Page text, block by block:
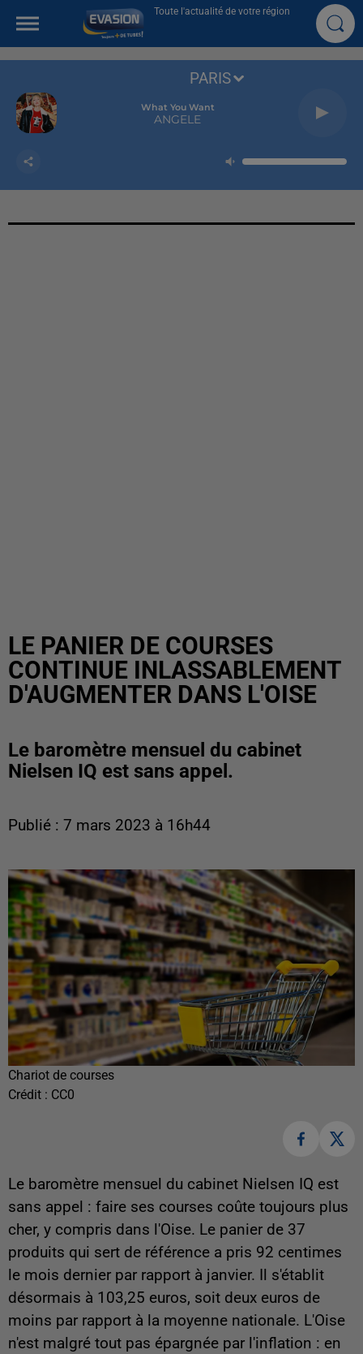
Toute l'actualité de votre région
What You Want
ANGELE
PARIS
LE PANIER DE COURSES
CONTINUE INLASSABLEMENT
D'AUGMENTER DANS L'OISE
Le baromètre mensuel du cabinet
Nielsen IQ est sans appel.
Publié : 7 mars 2023 à 16h44
Chariot de courses
Crédit : CC0
Le baromètre mensuel du cabinet Nielsen IQ est
sans appel : faire ses courses coûte toujours plus
cher, y compris dans l'Oise. Le panier de 37
produits qui sert de référence a pris 92 centimes
le mois dernier par rapport à janvier. Il s'établit
désormais à 103,25 euros, soit deux euros de
moins par rapport à la moyenne nationale. L'Oise
n'est malgré tout pas épargnée par l'inflation : en